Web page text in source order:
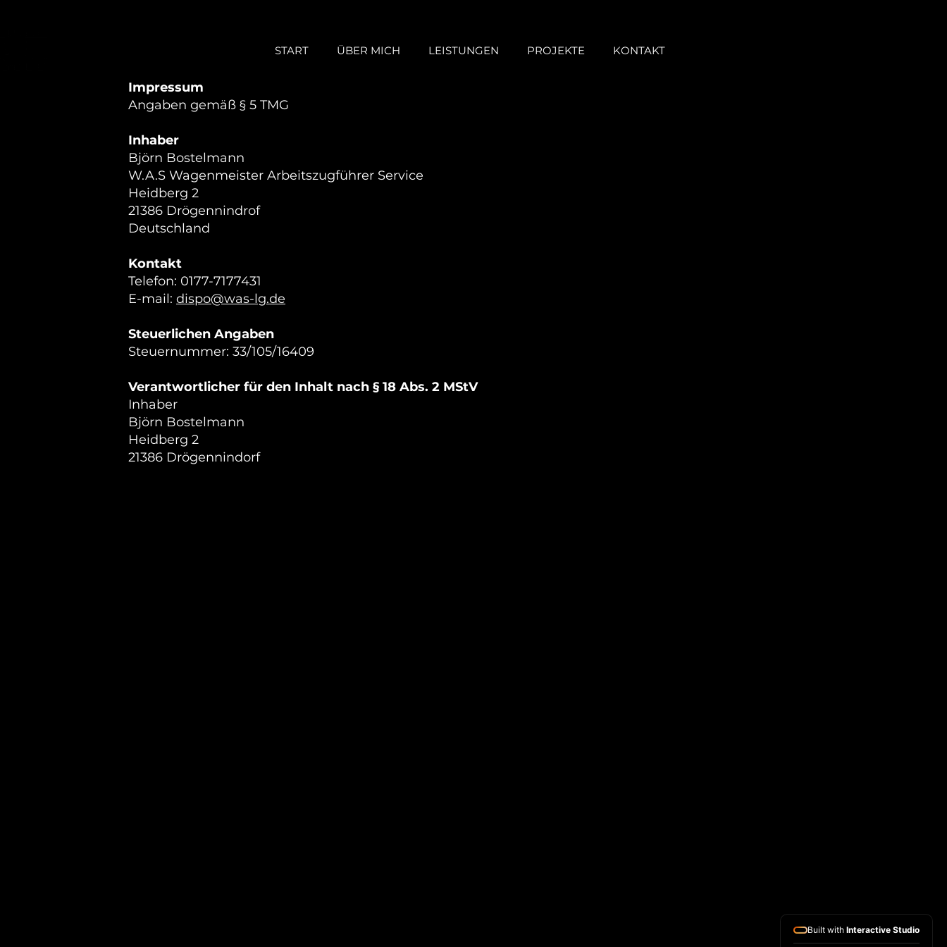
START ÜBER MICH LEISTUNGEN PROJEKTE KONTAKT
Impressum
Angaben gemäß § 5 TMG
Inhaber
Björn Bostelmann
W.A.S Wagenmeister Arbeitszugführer Service
Heidberg 2
21386 Drögennindrof
Deutschland
Kontakt
Telefon: 0177-7177431
E-mail: dispo@was-lg.de
Steuerlichen Angaben
Steuernummer: 33/105/16409
Verantwortlicher für den Inhalt nach § 18 Abs. 2 MStV
Inhaber
Björn Bostelmann
Heidberg 2
21386 Drögennindorf
Built with Interactive Studio